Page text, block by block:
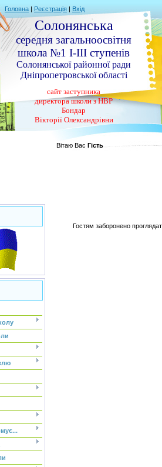
Головна | Реєстрація | Вхід
Солонянська
середня загальноосвітня
школа №1 І-ІІІ ступенів
Солонянської районної ради
Дніпропетровської області
сайт заступника
директора школи з НВР
Бондар
Вікторії Олександрівни
Вітаю Вас Гість
Гостям заборонено